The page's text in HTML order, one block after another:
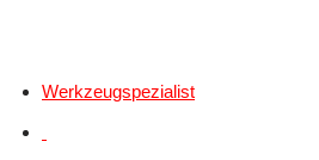
Werkzeugspezialist